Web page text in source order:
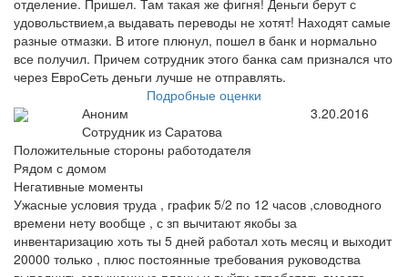
отделение. Пришел. Там такая же фигня! Деньги берут с
удовольствием,а выдавать переводы не хотят! Находят самые
разные отмазки. В итоге плюнул, пошел в банк и нормально
все получил. Причем сотрудник этого банка сам признался что
через ЕвроСеть деньги лучше не отправлять.
Подробные оценки
Аноним
Сотрудник из Саратова
3.20.2016
Положительные стороны работодателя
Рядом с домом
Негативные моменты
Ужасные условия труда , график 5/2 по 12 часов ,словодного
времени нету вообще , с зп вычитают якобы за
инвентаризацию хоть ты 5 дней работал хоть месяц и выходит
20000 только , плюс постоянные требования руководства